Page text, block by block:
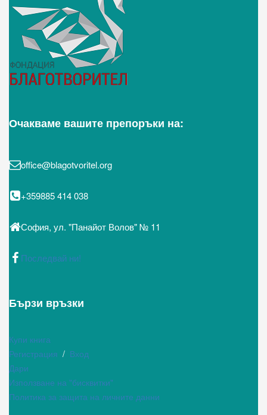
Очакваме вашите препоръки на:
office@blagotvoritel.org
+359885 414 038
София, ул. "Панайот Волов" № 11
Последвай ни!
Бързи връзки
Купи книга
Регистрация / Вход
Дари
Използване на "бисквитки"
Политика за защита на личните данни